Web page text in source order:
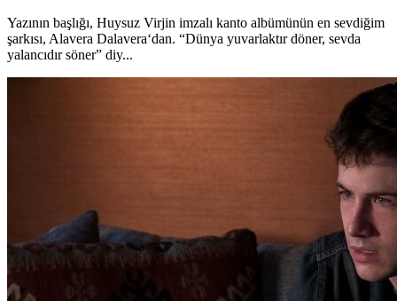
Yazının başlığı, Huysuz Virjin imzalı kanto albümünün en sevdiğim
şarkısı, Alavera Dalavera‘dan. “Dünya yuvarlaktır döner, sevda
yalancıdır söner” diy...